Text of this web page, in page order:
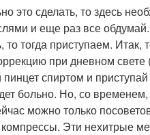
это сделать, то здесь
и еще раз все
тогда приступаем. Итак,
при дневном
спиртом и
больно. Но, со
можно только
Эти нехитрые